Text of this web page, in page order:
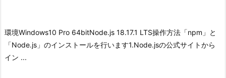
環境Windows10 Pro 64bitNode.js 18.17.1 LTS操作方法 「npm」と
「Node.js」のインストールを行います1.Node.jsの公式サイトから
イン ...